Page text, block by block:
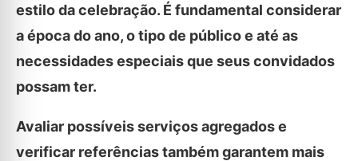
estilo da celebração. É fundamental considerar
a época do ano, o tipo de público e até as
necessidades especiais que seus convidados
possam ter.
Avaliar possíveis serviços agregados e
verificar referências também garantem mais